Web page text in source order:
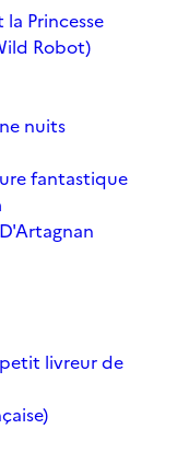
la Princesse
Robot)
nuits
fantastique
petit livreur de